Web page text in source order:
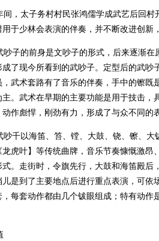
间，太子务村村民张鸿儒学成武艺后回
用于少林会表演的伴奏，并不断改进创新
吵子的前身是文吵子的形式，后来逐渐
了现今所看到的武吵子。定型后的武
，武术套路有了音乐的伴奏，手中的镲
主。武术在早期的主要功能是用于技击
作彪悍，刚劲有力，形成了与众不同的
吵千以海笛、笞、镗、大鼓、铙、镲、大
龙虎叶】等传统曲牌，音乐节奏慷慨激
式。走街时，令旗先行，大鼓和海笛殿
儿是到了主要地点后进行重点表演，可
每套动作都由几个钹眼组成；特有动